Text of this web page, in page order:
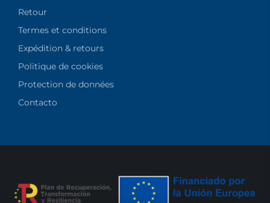
Retour
Termes et conditions
Expédition & retours
Politique de cookies
Protection de données
Contacto